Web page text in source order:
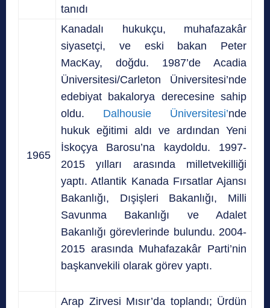
tanıdı
1965
Kanadalı hukukçu, muhafazakâr
siyasetçi, ve eski bakan Peter
MacKay, doğdu. 1987’de Acadia
Üniversitesi/Carleton Üniversitesi’nde
edebiyat bakalorya derecesine sahip
oldu. Dalhousie Üniversitesi’nde
hukuk eğitimi aldı ve ardından Yeni
İskoçya Barosu’na kaydoldu. 1997-
2015 yılları arasında milletvekilliği
yaptı. Atlantik Kanada Fırsatlar Ajansı
Bakanlığı, Dışişleri Bakanlığı, Milli
Savunma Bakanlığı ve Adalet
Bakanlığı görevlerinde bulundu. 2004-
2015 arasında Muhafazakâr Parti’nin
başkanvekili olarak görev yaptı.
Arap Zirvesi Mısır’da toplandı; Ürdün